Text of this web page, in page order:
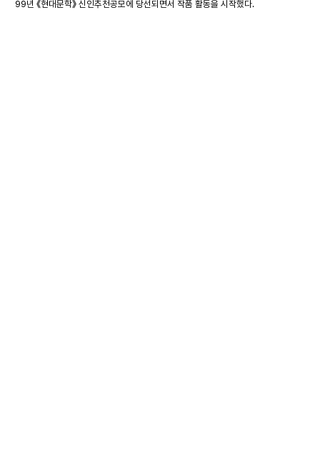
99년 《현대문학》 신인추천공모에 당선되면서 작품 활동을 시작했다.